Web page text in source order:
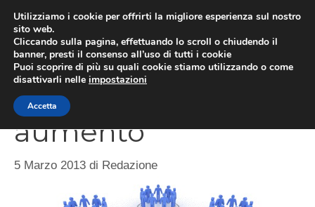
contenuto
Imprese straniere in
aumento
5 Marzo 2013 di Redazione
Utilizziamo i cookie per offrirti la migliore esperienza sul nostro
sito web.
Cliccando sulla pagina, effettuando lo scroll o chiudendo il
banner, presti il consenso all’uso di tutti i cookie
Puoi scoprire di più su quali cookie stiamo utilizzando o come
disattivarli nelle impostazioni
Accetta